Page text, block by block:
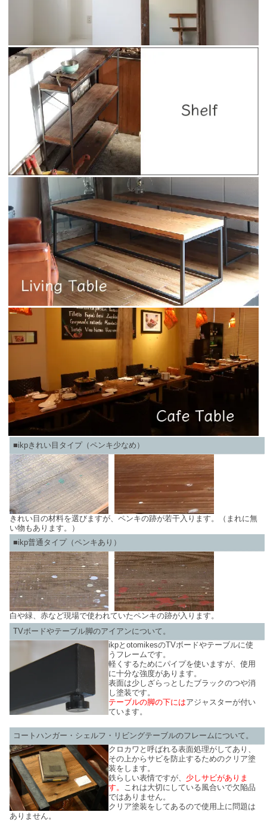
■ikpきれい目タイプ（ペンキ少なめ）
きれい目の材料を選びますが、ペンキの跡が若干入ります。（まれに無
い物もあります。）
■ikp普通タイプ（ペンキあり）
白や緑、赤など現場で使われていたペンキの跡が入ります。
TVボードやテーブル脚のアイアンについて。
ikpとotomikesのTVボードやテーブルに使
うフレームです。
軽くするためにパイプを使いますが、使用
に十分な強度があります。
表面は少しざらっとしたブラックのつや消
し塗装です。
テーブルの脚の下にはアジャスターが付い
ています。
コートハンガー・シェルフ・リビングテーブルのフレームについて。
クロカワと呼ばれる表面処理がしてあり、
その上からサビを防止するためのクリア塗
装をします。
鉄らしい表情ですが、 少しサビがありま
す。
これは大切にしている風合いで欠陥品
ではありません。
クリア塗装をしてあるので使用上に問題は
ありません。